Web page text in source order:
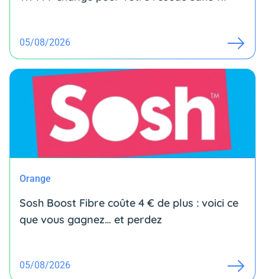
05/08/2026
Orange
Sosh Boost Fibre coûte 4 € de plus : voici ce
que vous gagnez… et perdez
05/08/2026